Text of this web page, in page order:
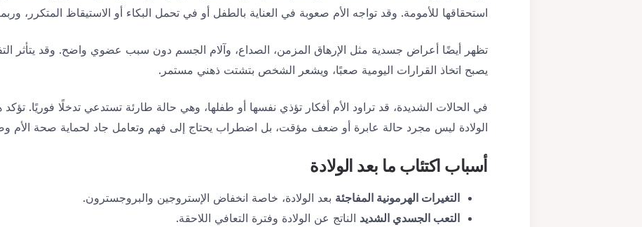
استحقاقها للأمومة. وقد تواجه الأم صعوبة في العناية بالطفل أو في تحمل البكاء أو الاستيقاظ المتكرر،
تظهر أيضًا أعراض جسدية مثل الإرهاق المزمن، الصداع، وآلام الجسم دون سبب عضوي واضح. وقد يتأثر
يصبح اتخاذ القرارات اليومية صعبًا، ويشعر الشخص بتشتت ذهني مستمر.
في الحالات الشديدة، قد تراود الأم أفكار تؤذي نفسها أو طفلها، وهي حالة طارئة تستدعي تدخلًا فوريًا.
الولادة ليس مجرد حالة عابرة أو ضعف مؤقت، بل اضطراب يحتاج إلى فهم وتعامل جاد لحماية صحة الأم
أسباب اكتئاب ما بعد الولادة
التغيرات الهرمونية المفاجئة بعد الولادة، خاصة انخفاض الإستروجين والبروجسترون.
التعب الجسدي الشديد الناتج عن الولادة وفترة التعافي اللاحقة.